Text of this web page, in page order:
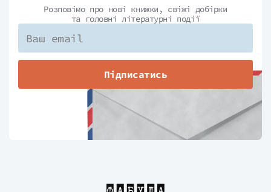
Розповімо про нові книжки, свіжі добірки
та головні літературні події
Підписатись